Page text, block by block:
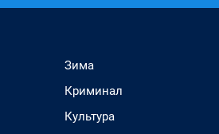
Зима
Криминал
Культура